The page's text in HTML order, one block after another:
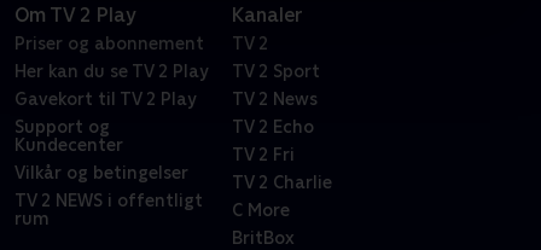
Om TV 2 Play
Priser og abonnement
Her kan du se TV 2 Play
Gavekort til TV 2 Play
Support og
Kundecenter
Vilkår og betingelser
TV 2 NEWS i offentligt
rum
Kanaler
TV 2
TV 2 Sport
TV 2 News
TV 2 Echo
TV 2 Fri
TV 2 Charlie
C More
BritBox